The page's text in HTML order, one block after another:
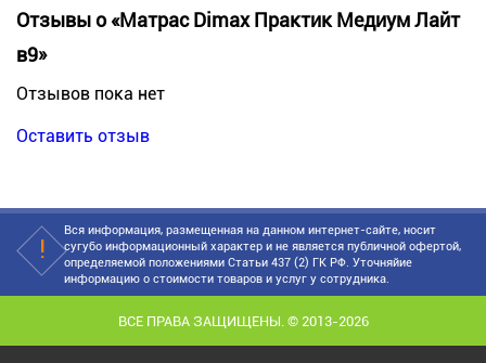
Отзывы о «Матрас Dimax Практик Медиум Лайт
в9»
Отзывов пока нет
Оставить отзыв
Вся информация, размещенная на данном интернет-сайте, носит
сугубо информационный характер и не является публичной офертой,
определяемой положениями Статьи 437 (2) ГК РФ. Уточняйие
информацию о стоимости товаров и услуг у сотрудника.
ВСЕ ПРАВА ЗАЩИЩЕНЫ. © 2013-2026